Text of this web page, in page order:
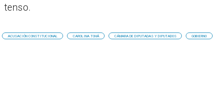
tenso.
ACUSACIÓN CONSTITUCIONAL CAROLINA TOHÁ CÁMARA DE DIPUTADAS Y DIPUTADOS GOBIERNO